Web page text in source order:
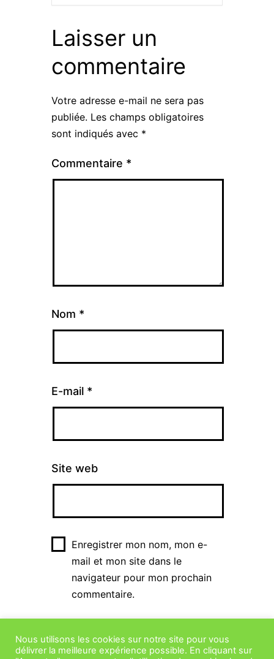
Laisser un
commentaire
Votre adresse e-mail ne sera pas
publiée. Les champs obligatoires
sont indiqués avec *
Commentaire *
Nom *
E-mail *
Site web
Enregistrer mon nom, mon e-
mail et mon site dans le
navigateur pour mon prochain
commentaire.
Nous utilisons les cookies sur notre site pour vous
délivrer la meilleure expérience possible. En cliquant sur